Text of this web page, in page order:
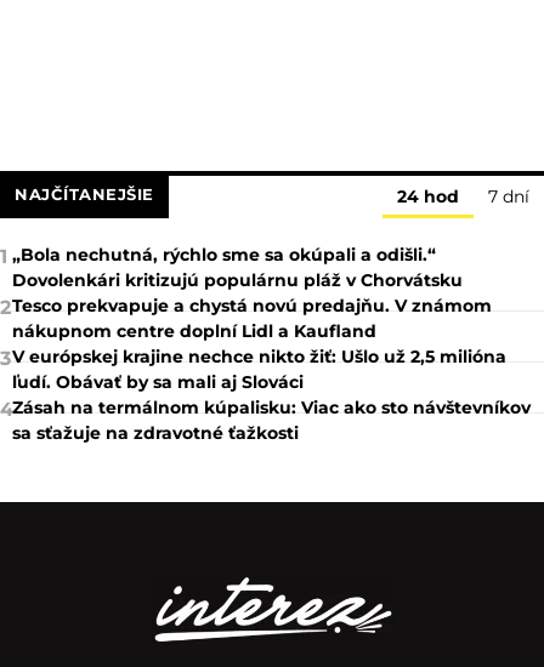
NAJČÍTANEJŠIE 24 hod 7 dní
1 „Bola nechutná, rýchlo sme sa okúpali a odišli.“
Dovolenkári kritizujú populárnu pláž v Chorvátsku
2Tesco prekvapuje a chystá novú predajňu. V známom
nákupnom centre doplní Lidl a Kaufland
3V európskej krajine nechce nikto žiť: Ušlo už 2,5 milióna
ľudí. Obávať by sa mali aj Slováci
4Zásah na termálnom kúpalisku: Viac ako sto návštevníkov
sa sťažuje na zdravotné ťažkosti